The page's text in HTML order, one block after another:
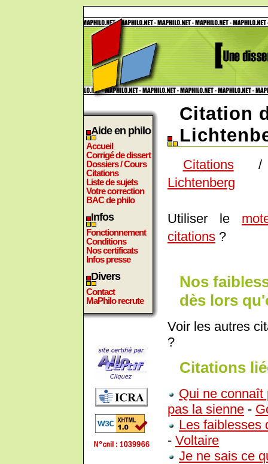
Aide en philo
Accueil
Corrigé de dissert
Dossiers / Cours
Citations
Liste de sujets
Votre correction
BAC de philo
Infos
Fonctionnement
Conditions
Nos certificats
Infos presse
Divers
Contact
MaPhilo recrute
Citation
Citations
Lichtenberg
Utiliser le
citations ?
Nos
dès lors
Voir les autres
?
Citations
Qui ne connaît
pas la sienne -
Les faiblesses
- Voltaire
Je ne sais ce